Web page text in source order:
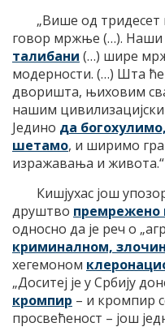
„Више од тридесет
говор мржње (…). Наши
талибани (…) шире
модерности. (…) Шта
дворишта, њиховим
нашим
Једино да
шетамо, и ширимо
изражавања и живота.“
Кишјухас још
друштво премрежено
односно да је реч о
криминалном,
хегемоном
„Доситеј је у Србију
кромпир – и кромпир
просвећеност – још